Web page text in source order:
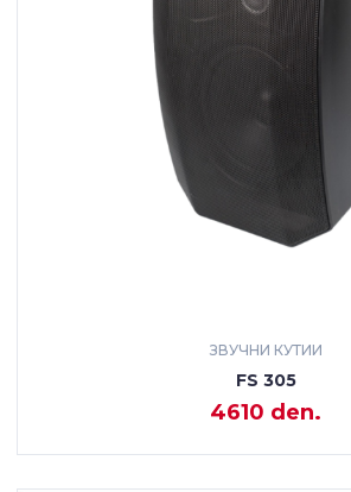
ЗВУЧНИ КУТИИ
FS 305
4610 den.